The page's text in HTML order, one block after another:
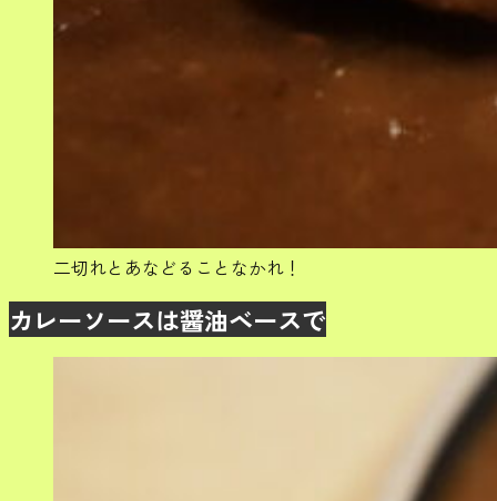
二切れとあなどることなかれ！
カレーソースは醤油ベースで